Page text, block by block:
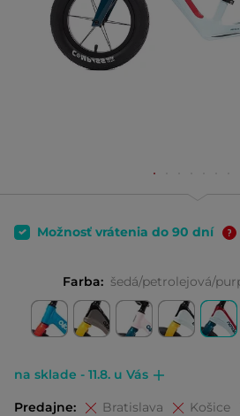
Možnosť vrátenia do 90 dní
Farba: šedá/petrolejová/
na sklade - 11.8. u Vás
Predajne: Bratislava Košice